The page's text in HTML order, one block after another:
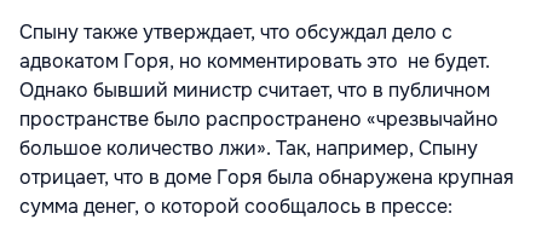
Спыну также утверждает, что обсуждал дело с
адвокатом Горя, но комментировать это не будет.
Однако бывший министр считает, что в публичном
пространстве было распространено «чрезвычайно
большое количество лжи». Так, например, Спыну
отрицает, что в доме Горя была обнаружена крупная
сумма денег, о которой сообщалось в прессе: